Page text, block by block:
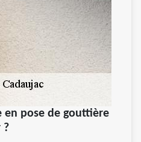
en pose de gouttière
?